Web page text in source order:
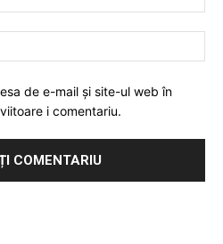
de e-mail și site-ul web în
i comentariu.